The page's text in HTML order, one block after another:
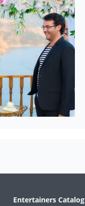
Entertainers Catalog